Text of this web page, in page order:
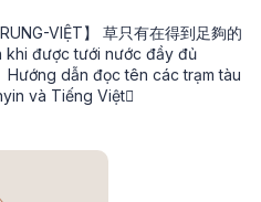
VIỆT】 草只有在得到足夠的
khi được tưới nước đầy đủ
Hướng dẫn đọc tên các trạm tàu
và Tiếng Việt